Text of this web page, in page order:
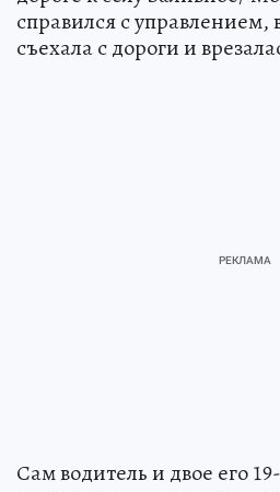
справился с управлением,
съехала с дороги и
Сам водитель и двое его